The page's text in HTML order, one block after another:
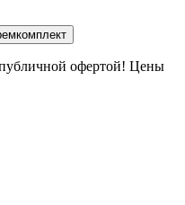
офертой! Цены